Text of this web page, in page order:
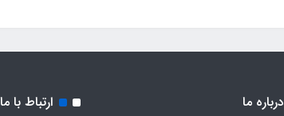
درباره ما ارتباط با ما